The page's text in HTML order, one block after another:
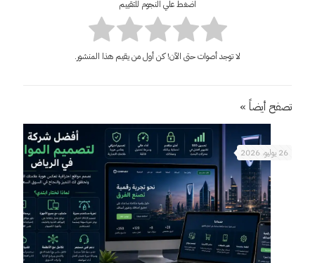
اضغط علي النجوم للتقييم
لا توجد أصوات حتى الآن! كن أول من يقيم هذا المنشور.
تصفح أيضاً »
26 يوليو، 2026